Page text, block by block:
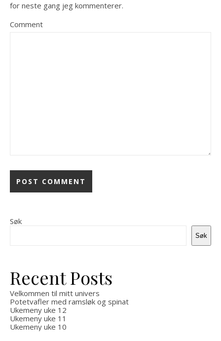
for neste gang jeg kommenterer.
Comment
Søk
Søk
Recent Posts
Velkommen til mitt univers
Potetvafler med ramsløk og spinat
Ukemeny uke 12
Ukemeny uke 11
Ukemeny uke 10